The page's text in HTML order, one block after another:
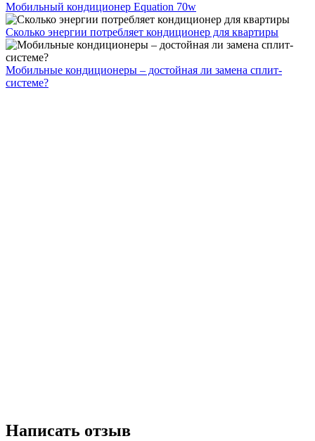
Мобильный кондиционер Equation 70w
Сколько энергии потребляет кондиционер для квартиры
Мобильные кондиционеры – достойная ли замена сплит-
системе?
Написать отзыв